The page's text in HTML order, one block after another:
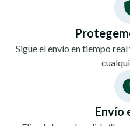
Sigue el envío en tiempo
Envío